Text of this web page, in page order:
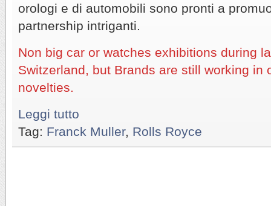
orologi e di automobili sono pronti a
partnership intriganti.
Non big car or watches exhibitions during
Switzerland, but Brands are still working in
novelties.
Leggi tutto
Tag: Franck Muller, Rolls Royce